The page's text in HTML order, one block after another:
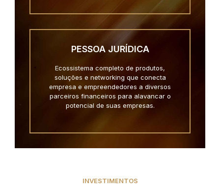
PESSOA JURÍDICA
Ecossistema completo de produtos,
soluções e networking que conecta
empresa e empreendedores a diversos
parceiros financeiros para alavancar o
potencial de suas empresas.
INVESTIMENTOS